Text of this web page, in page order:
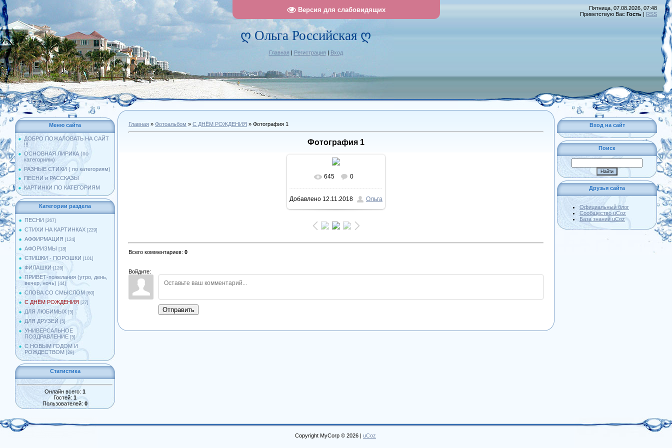
Версия для слабовидящих
ღ Ольга Российская ღ
Главная | Регистрация | Вход
Пятница, 07.08.2026, 07:48
Приветствую Вас Гость | RSS
Меню сайта
ДОБРО ПОЖАЛОВАТЬ НА САЙТ
!!!
ОСНОВНАЯ ЛИРИКА (по
категориям)
РАЗНЫЕ СТИХИ ( по категориям)
ПЕСНИ и РАССКАЗЫ
КАРТИНКИ ПО КАТЕГОРИЯМ
Категории раздела
ПЕСНИ [267]
СТИХИ НА КАРТИНКАХ [229]
АФФИРМАЦИЯ [124]
АФОРИЗМЫ [18]
СТИШКИ - ПОРОШКИ [101]
ФИЛАШКИ [126]
ПРИВЕТ-пожелания (утро, день,
вечер, ночь) [44]
СЛОВА СО СМЫСЛОМ [60]
С ДНЁМ РОЖДЕНИЯ [27]
ДЛЯ ЛЮБИМЫХ [5]
ДЛЯ ДРУЗЕЙ [5]
УНИВЕРСАЛЬНОЕ
ПОЗДРАВЛЕНИЕ [5]
С НОВЫМ ГОДОМ И
РОЖДЕСТВОМ [29]
Статистика
Онлайн всего: 1
Гостей: 1
Пользователей: 0
Главная » Фотоальбом » С ДНЁМ РОЖДЕНИЯ » Фотография 1
Фотография 1
В реальном размере
1138x640/ 180.5Kb
645 0
Добавлено 12.11.2018 Ольга
Всего комментариев: 0
Войдите:
Отправить
Вход на сайт
Поиск
Друзья сайта
Официальный блог
Сообщество uCoz
База знаний uCoz
Copyright MyCorp © 2026 | uCoz